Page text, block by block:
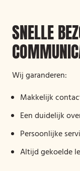
SNELLE
Wij garanderen:
Makkelijk
Een duidelijk
Persoonlijke
Altijd gekoelde